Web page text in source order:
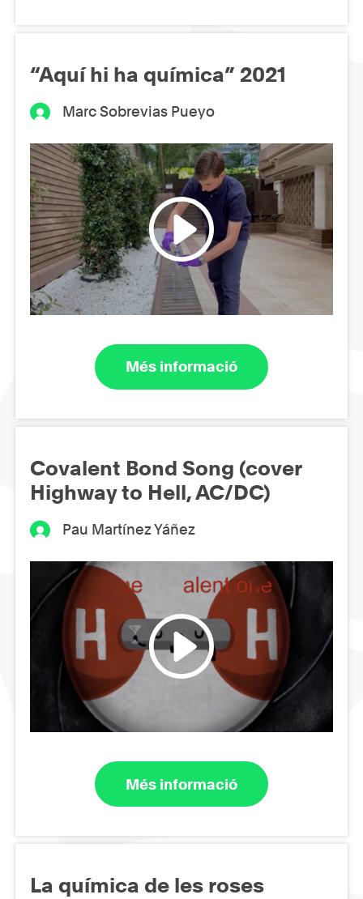
“Aquí hi ha química” 2021
Marc Sobrevias Pueyo
Més informació
Covalent Bond Song (cover
Highway to Hell, AC/DC)
Pau Martínez Yáñez
Més informació
La química de les roses